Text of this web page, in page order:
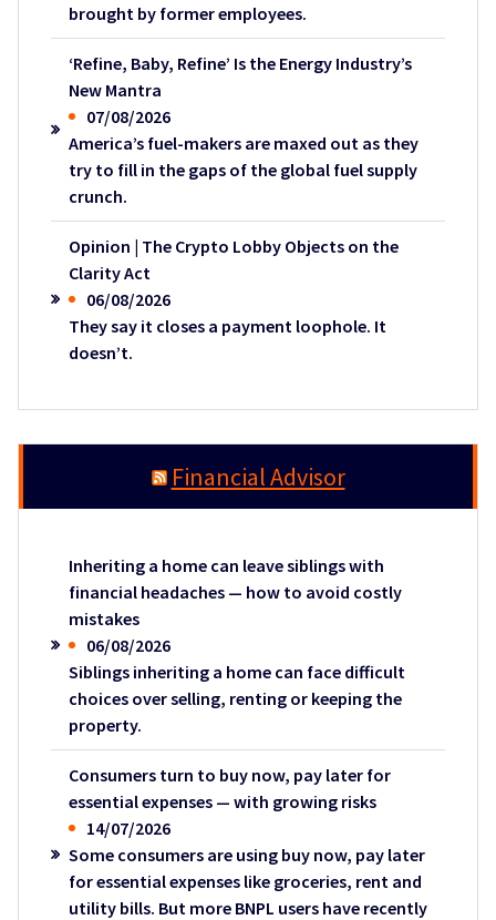
brought by former employees.
‘Refine, Baby, Refine’ Is the Energy Industry’s
New Mantra
07/08/2026
America’s fuel-makers are maxed out as they
try to fill in the gaps of the global fuel supply
crunch.
Opinion | The Crypto Lobby Objects on the
Clarity Act
06/08/2026
They say it closes a payment loophole. It
doesn’t.
Financial Advisor
Inheriting a home can leave siblings with
financial headaches — how to avoid costly
mistakes
06/08/2026
Siblings inheriting a home can face difficult
choices over selling, renting or keeping the
property.
Consumers turn to buy now, pay later for
essential expenses — with growing risks
14/07/2026
Some consumers are using buy now, pay later
for essential expenses like groceries, rent and
utility bills. But more BNPL users have recently